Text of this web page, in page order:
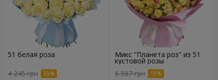
51 белая роза
4 245 грн
Микс "Планета роз" из 51
кустовой розы
6 587 грн